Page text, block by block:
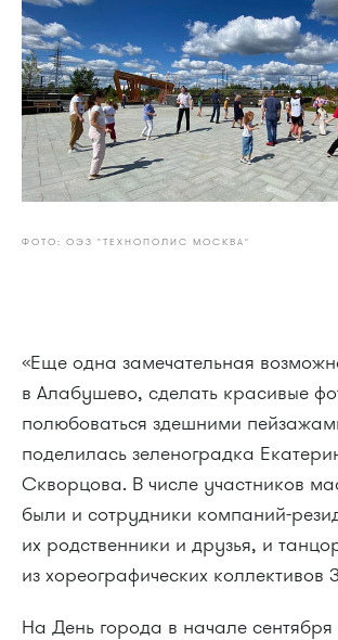
ФОТО: ОЭЗ "ТЕХНОПОЛИС МОСКВА"
«Еще одна замечательная
в Алабушево, сделать красивые
полюбоваться здешними
поделилась зеленоградка
Скворцова. В числе участников
были и сотрудники компаний-
их родственники и друзья, и
из хореографических коллективов
На День города в начале